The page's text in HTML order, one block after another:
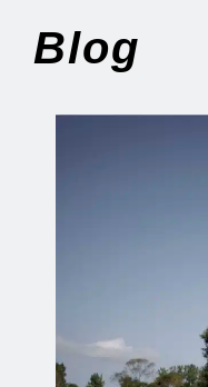
Blog